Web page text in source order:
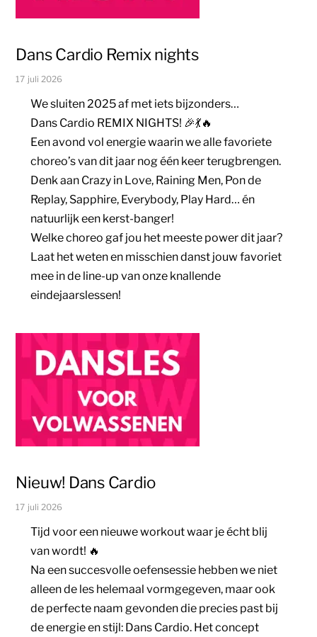
Dans Cardio Remix nights
17 juli 2026
We sluiten 2025 af met iets bijzonders…
Dans Cardio REMIX NIGHTS! 🎉💃🔥
Een avond vol energie waarin we alle favoriete
choreo’s van dit jaar nog één keer terugbrengen.
Denk aan Crazy in Love, Raining Men, Pon de
Replay, Sapphire, Everybody, Play Hard… én
natuurlijk een kerst-banger!
Welke choreo gaf jou het meeste power dit jaar?
Laat het weten en misschien danst jouw favoriet
mee in de line-up van onze knallende
eindejaarslessen!
Nieuw! Dans Cardio
17 juli 2026
Tijd voor een nieuwe workout waar je écht blij
van wordt! 🔥
Na een succesvolle oefensessie hebben we niet
alleen de les helemaal vormgegeven, maar ook
de perfecte naam gevonden die precies past bij
de energie en stijl: Dans Cardio. Het concept